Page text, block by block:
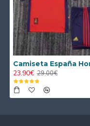
23.90€ 29.00€